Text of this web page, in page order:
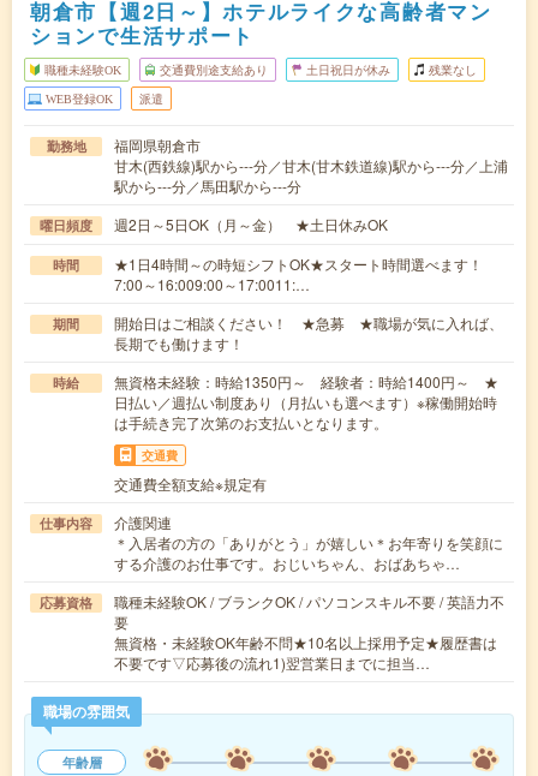
朝倉市【週2日～】ホテルライクな高齢者マン
ションで生活サポート
職種未経験OK 交通費別途支給あり 土日祝日が休み 残業なし
WEB登録OK 派遣
勤務地
福岡県朝倉市
甘木(西鉄線)駅から---分／甘木(甘木鉄道線)駅から---分／上浦
駅から---分／馬田駅から---分
曜日頻度 週2日～5日OK（月～金） ★土日休みOK
時間
★1日4時間～の時短シフトOK★スタート時間選べます！
7:00～16:009:00～17:0011:…
期間
開始日はご相談ください！ ★急募 ★職場が気に入れば、
長期でも働けます！
時給
無資格未経験：時給1350円～ 経験者：時給1400円～ ★
日払い／週払い制度あり（月払いも選べます）※稼働開始時
は手続き完了次第のお支払いとなります。
交通費
交通費全額支給※規定有
仕事内容
介護関連
＊入居者の方の「ありがとう」が嬉しい＊お年寄りを笑顔に
する介護のお仕事です。おじいちゃん、おばあちゃ…
応募資格
職種未経験OK / ブランクOK / パソコンスキル不要 / 英語力不
要
無資格・未経験OK年齢不問★10名以上採用予定★履歴書は
不要です▽応募後の流れ1)翌営業日までに担当…
職場の雰囲気
年齢層